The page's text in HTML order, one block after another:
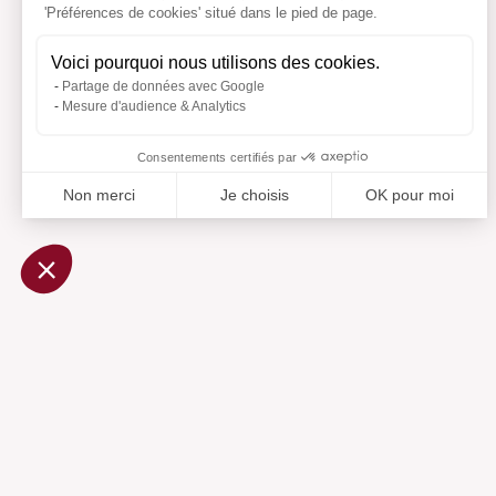
'Préférences de cookies' situé dans le pied de page.
Voici pourquoi nous utilisons des cookies.
Partage de données avec Google
Mesure d'audience & Analytics
Consentements certifiés par
Non merci Je choisis OK pour moi
Notre plateforme vous permet d'adapter et de gérer vos